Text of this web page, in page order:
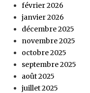
février 2026
janvier 2026
décembre 2025
novembre 2025
octobre 2025
septembre 2025
août 2025
juillet 2025